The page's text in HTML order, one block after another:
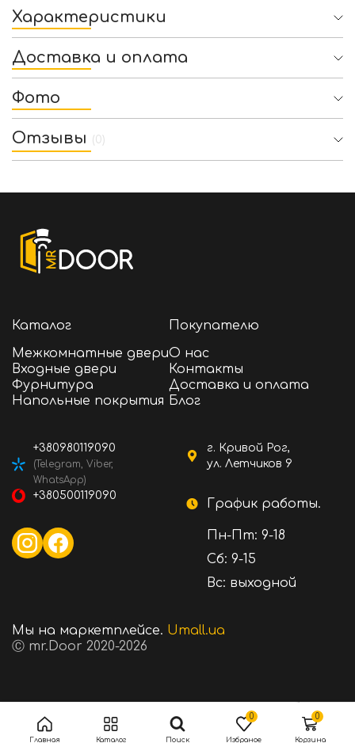
Главная Каталог Поиск
0
Избраное
0
Корзина
Характеристики
Доставка и оплата
Фото
Отзывы (0)
Каталог
Межкомнатные двери
Входные двери
Фурнитура
Напольные покрытия
Покупателю
О нас
Контакты
Доставка и оплата
Блог
г. Кривой Рог,
ул. Летчиков 9
График работы.
Пн-Пт: 9-18
Сб: 9-15
Вс: выходной
+380980119090
(Telegram, Viber,
WhatsApp)
+380500119090
Ⓒ mr.Door 2020-2026
Мы на маркетплейсе. Umall.ua